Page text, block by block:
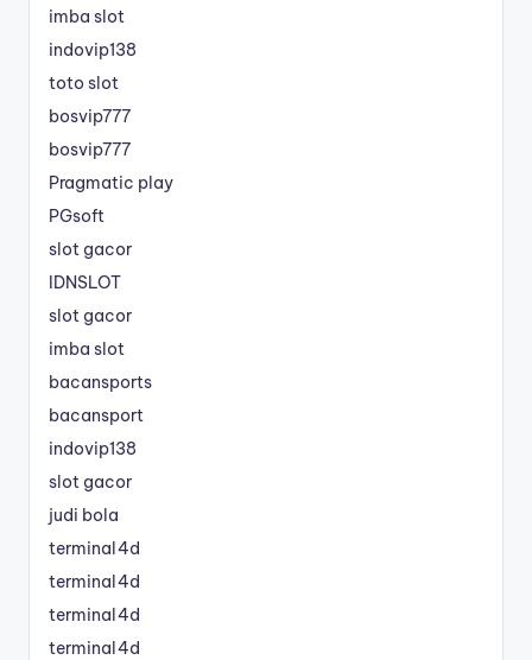
imba slot
indovip138
toto slot
bosvip777
bosvip777
Pragmatic play
PGsoft
slot gacor
IDNSLOT
slot gacor
imba slot
bacansports
bacansport
indovip138
slot gacor
judi bola
terminal4d
terminal4d
terminal4d
terminal4d